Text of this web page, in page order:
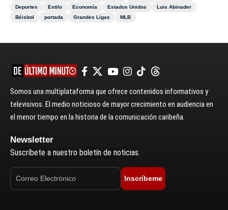
Deportes
Estilo Economía Estados Unidos
Luis Abinader
Béisbol
portada Grandes Ligas MLB
Somos una multiplataforma que ofrece contenidos informativos y
televisivos. El medio noticioso de mayor crecimiento en audiencia en
el menor tiempo en la historia de la comunicación caribeña.
Newsletter
Suscríbete a nuestro boletín de noticias.
Inscríbeme